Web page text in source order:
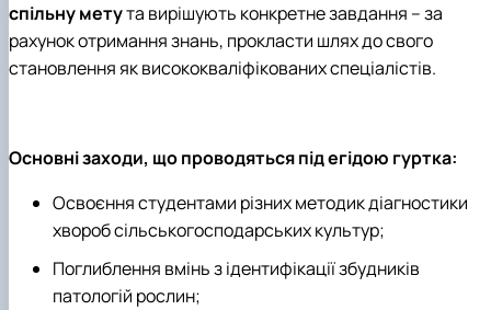
спільну метута вирішують конкретне завдання – за
рахунок отримання знань, прокласти шлях до свого
становлення як висококваліфікованих спеціалістів.
Основні заходи, що проводяться під егідою гуртка:
Освоєння студентами різних методик діагностики
хвороб сільськогосподарських культур;
Поглиблення вмінь з ідентифікації збудників
патологій рослин;